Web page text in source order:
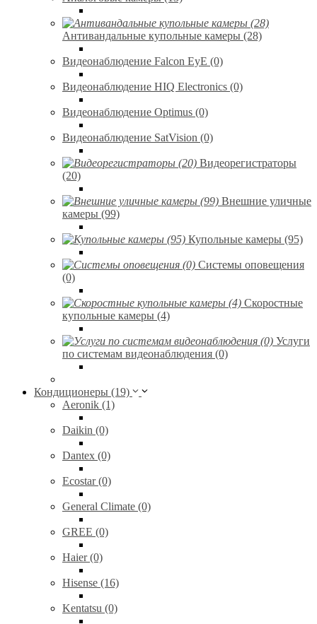
Антивандальные купольные камеры (28)
Видеонаблюдение Falcon EyE (0)
Видеонаблюдение HIQ Electronics (0)
Видеонаблюдение Optimus (0)
Видеонаблюдение SatVision (0)
Видеорегистраторы
(20)
Внешние уличные
камеры (99)
Купольные камеры (95)
Системы оповещения
(0)
Скоростные
купольные камеры (4)
Услуги
по системам видеонаблюдения (0)
Кондиционеры (19)
Aeronik (1)
Daikin (0)
Dantex (0)
Ecostar (0)
General Climate (0)
GREE (0)
Haier (0)
Hisense (16)
Kentatsu (0)